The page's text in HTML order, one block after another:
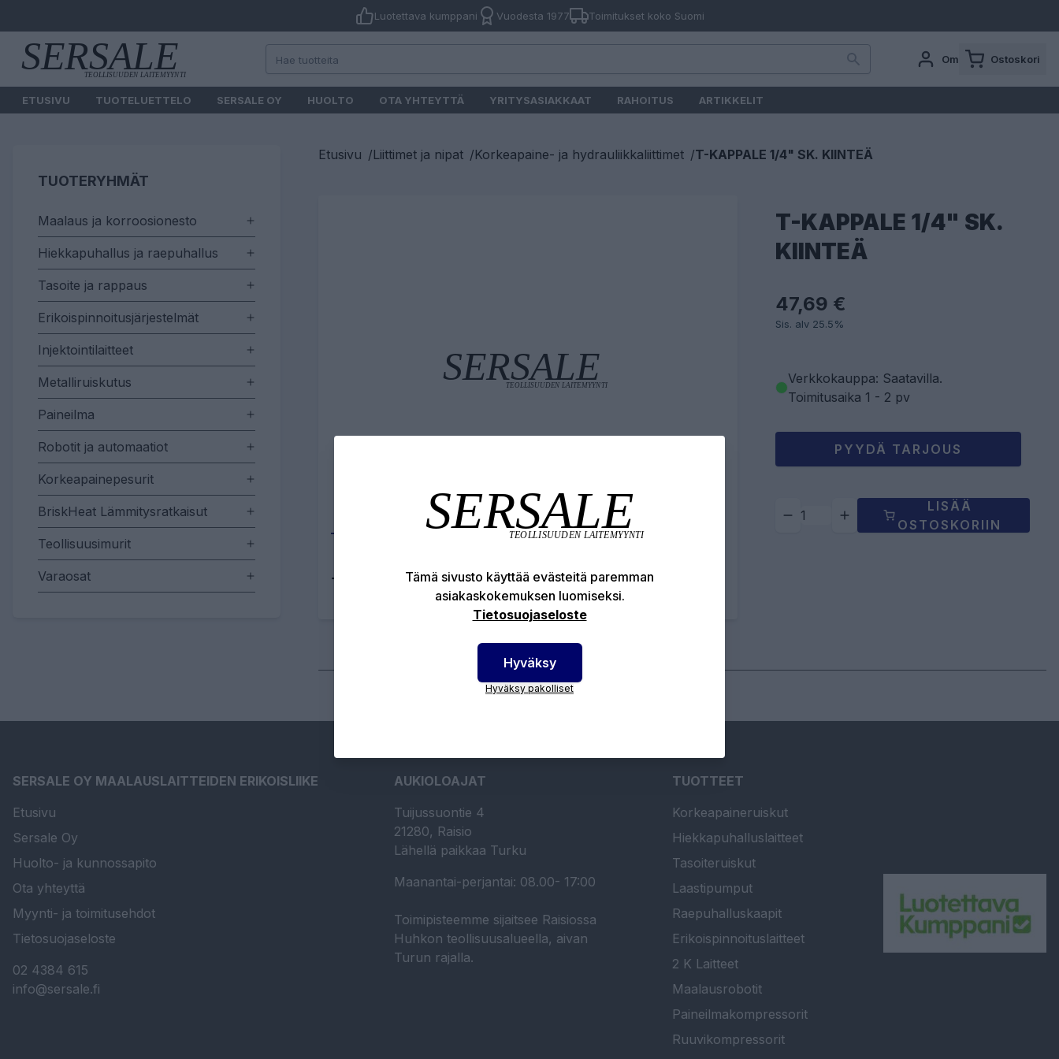
Luotettava kumppani Vuodesta 1977 Toimitukset koko Suomi
Oma tili Ostoskori
ETUSIVU TUOTELUETTELO SERSALE OY HUOLTO OTA YHTEYTTÄ YRITYSASIAKKAAT RAHOITUS ARTIKKELIT
TUOTERYHMÄT
Maalaus ja korroosionesto
Hiekkapuhallus ja raepuhallus
Tasoite ja rappaus
Erikoispinnoitusjärjestelmät
Injektointilaitteet
Metalliruiskutus
Paineilma
Robotit ja automaatiot
Korkeapainepesurit
BriskHeat Lämmitysratkaisut
Teollisuusimurit
Varaosat
Etusivu /Liittimet ja nipat /Korkeapaine- ja hydrauliikkaliittimet /T-KAPPALE 1/4" SK. KIINTEÄ
Tuotekuvaus Tekniset edut
Tuotenumero:12-74060404
T-KAPPALE 1/4" SK.
KIINTEÄ
47,69 €
Sis. alv 25.5%
Verkkokauppa: Saatavilla.
Toimitusaika 1 - 2 pv
PYYDÄ TARJOUS
LISÄÄ
OSTOSKORIIN
SERSALE OY MAALAUSLAITTEIDEN ERIKOISLIIKE
Etusivu
Sersale Oy
Huolto- ja kunnossapito
Ota yhteyttä
Myynti- ja toimitusehdot
Tietosuojaseloste
02 4384 615
info@sersale.fi
AUKIOLOAJAT
Tuijussuontie 4
21280, Raisio
Lähellä paikkaa Turku
Maanantai-perjantai: 08.00- 17:00
Toimipisteemme sijaitsee Raisiossa
Huhkon teollisuusalueella, aivan
Turun rajalla.
TUOTTEET
Korkeapaineruiskut
Hiekkapuhalluslaitteet
Tasoiteruiskut
Laastipumput
Raepuhalluskaapit
Erikoispinnoituslaitteet
2 K Laitteet
Maalausrobotit
Paineilmakompressorit
Ruuvikompressorit
Tämä sivusto käyttää evästeitä paremman
asiakaskokemuksen luomiseksi.
Tietosuojaseloste
Hyväksy
Hyväksy pakolliset